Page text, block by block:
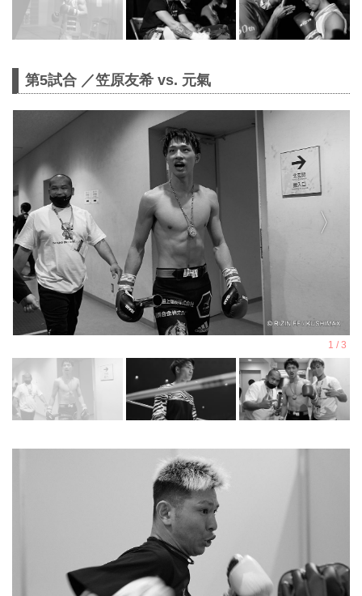
第5試合 ／笠原友希 vs. 元氣